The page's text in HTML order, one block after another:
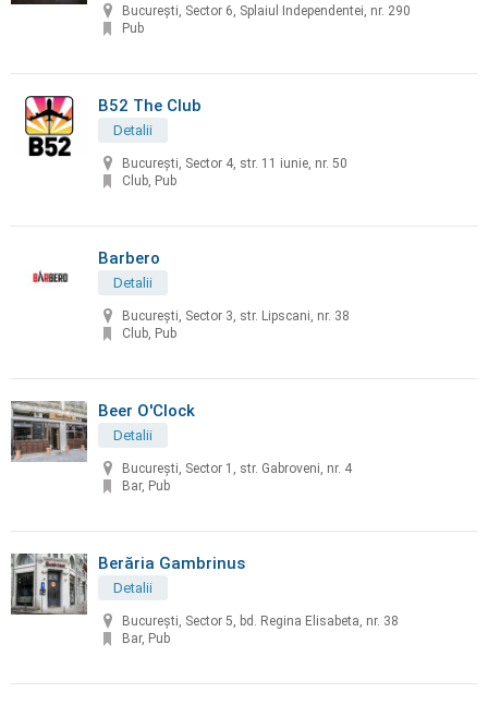
București, Sector 6, Splaiul Independentei, nr. 290
Pub
B52 The Club
Detalii
Bucureşti, Sector 4, str. 11 iunie, nr. 50
Club, Pub
Barbero
Detalii
București, Sector 3, str. Lipscani, nr. 38
Club, Pub
Beer O'Clock
Detalii
București, Sector 1, str. Gabroveni, nr. 4
Bar, Pub
Berăria Gambrinus
Detalii
București, Sector 5, bd. Regina Elisabeta, nr. 38
Bar, Pub